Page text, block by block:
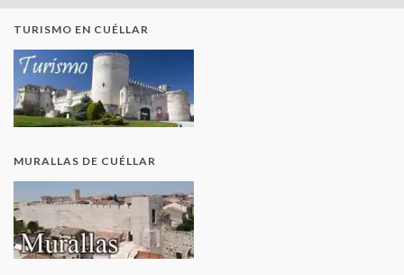
TURISMO EN CUÉLLAR
MURALLAS DE CUÉLLAR